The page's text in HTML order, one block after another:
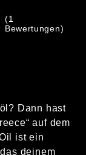
(1
Bewertungen)
Dann hast
auf dem
ist ein
deinem